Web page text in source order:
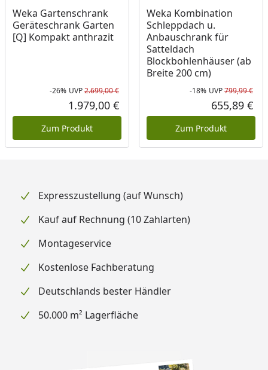
Weka Gartenschrank
Geräteschrank Garten
[Q] Kompakt anthrazit
Rabatt in Prozent
-26%
Ursprünglicher Preis
UVP2.699,00 €
Aktueller Preis
1.979,00 €
Zum Produkt
Weka Kombination
Schleppdach u.
Anbauschrank für
Satteldach
Blockbohlenhäuser (ab
Breite 200 cm)
-18% UVP799,99 €
655,89 €
Zum Produkt
Expresszustellung (auf Wunsch)
Kauf auf Rechnung (10 Zahlarten)
Montageservice
Kostenlose Fachberatung
Deutschlands bester Händler
50.000 m² Lagerfläche